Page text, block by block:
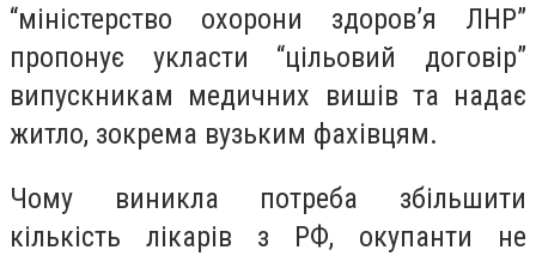
“міністерство охорони здоров’я ЛНР”
пропонує укласти “цільовий договір”
випускникам медичних вишів та надає
житло, зокрема вузьким фахівцям.
Чому виникла потреба збільшити
кількість лікарів з РФ, окупанти не